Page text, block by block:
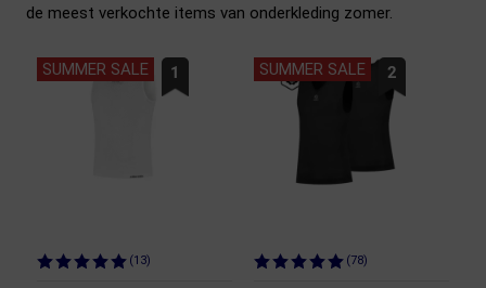
de meest verkochte items van onderkleding zomer.
SUMMER SALE 1
(13)
SUMMER SALE 2
(78)